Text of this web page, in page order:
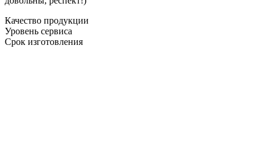
Качество продукции
Уровень сервиса
Срок изготовления